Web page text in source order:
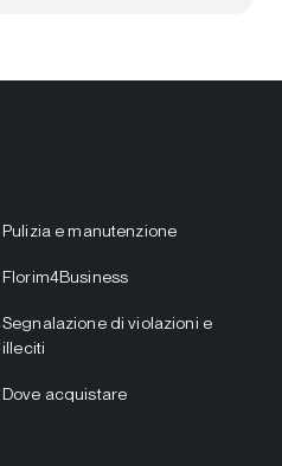
Pulizia e manutenzione
Florim4Business
Segnalazione di violazioni e
illeciti
Dove acquistare